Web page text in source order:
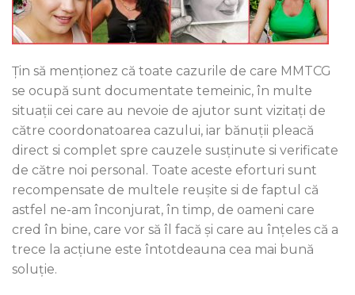
Ţin să menţionez că toate cazurile de care MMTCG
se ocupă sunt documentate temeinic, în multe
situaţii cei care au nevoie de ajutor sunt vizitaţi de
către coordonatoarea cazului, iar bănuţii pleacă
direct si complet spre cauzele susţinute si verificate
de către noi personal. Toate aceste eforturi sunt
recompensate de multele reuşite si de faptul că
astfel ne-am înconjurat, în timp, de oameni care
cred în bine, care vor să îl facă şi care au înţeles că a
trece la acţiune este întotdeauna cea mai bună
soluţie.